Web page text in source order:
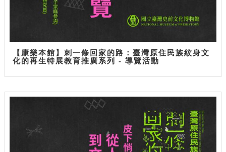
【康樂本館】刺一條回家的路：臺灣原住民族紋身文
化的再生特展教育推廣系列 - 導覽活動